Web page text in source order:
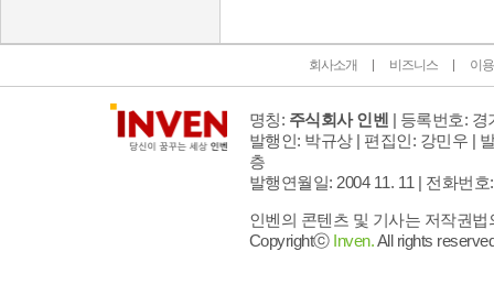
회사소개 비즈니스 이
명칭: 주식회사 인벤 | 등록번호: 경
발행인: 박규상 | 편집인: 강민우 |
층
발행연월일: 2004 11. 11 | 전화번호
인벤의 콘텐츠 및 기사는 저작권
Copyrightⓒ Inven.All rights